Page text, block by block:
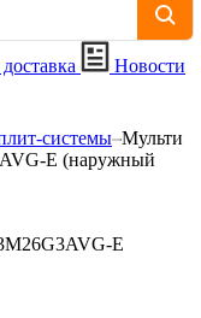
Новости
системы Мульти
E (наружный
E